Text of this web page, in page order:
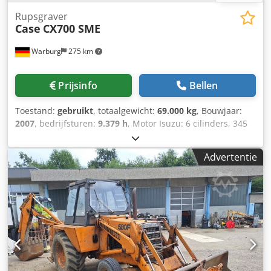
Warburg 275 km
Rupsgraver
Case CX700 SME
Prijsinfo Bellen
Toestand: gebruikt, totaalgewicht: 69.000 kg, Bouwjaar:
2007, bedrijfsturen: 9.379 h, Motor Isuzu: 6 cilinders, 345
kW – AH-6WG1X – EPA en CE Giek 6,58 m Stel 3 m
Bodemplaten 650 mm Crjdpfsul U H Tox Aguof Alle
hydrauliekslangen (hamer/grijper en rotatie) Hydraulische
snelwissel: OIL Quick OQ90 of Lehnhoff HS80 Dieplepel –
4,55 m³ SAE Transportgewicht 69 ton Transportbreedte
3,93 m Werkbreedte (4,14 m met opstappen)
Transporthoogte 4,37 m Machine is in onze werkplaats
gereviseerd en gerepareerd Rapport op aanvraag Grote
onderhoudsbeurt uitgevoerd: alle oliën en filters, inclusief
650 liter hydrauliekolie CASE Duitsland maart 2026: De
motor heeft 6 nieuwe injectoren (factuur op aanvraag)
Advertentie